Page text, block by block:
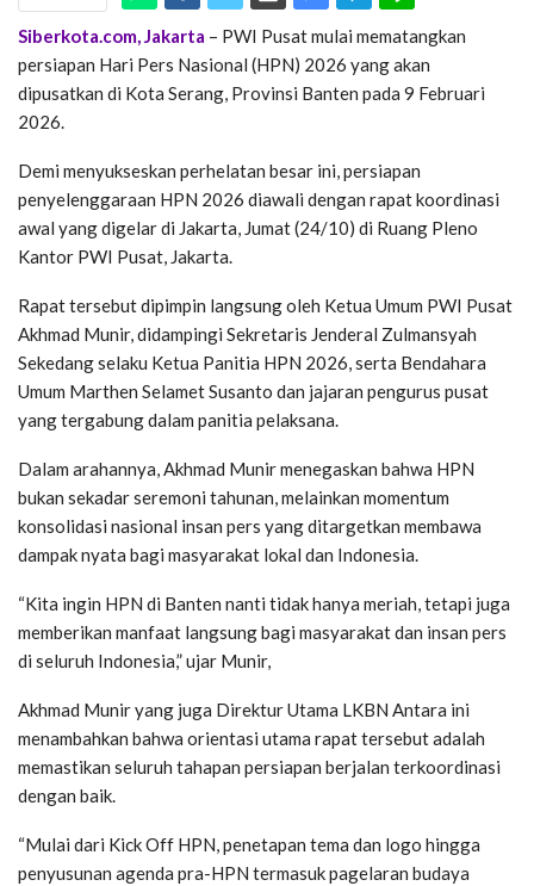
Siberkota.com, Jakarta – PWI Pusat mulai mematangkan
persiapan Hari Pers Nasional (HPN) 2026 yang akan
dipusatkan di Kota Serang, Provinsi Banten pada 9 Februari
2026.
Demi menyukseskan perhelatan besar ini, persiapan
penyelenggaraan HPN 2026 diawali dengan rapat koordinasi
awal yang digelar di Jakarta, Jumat (24/10) di Ruang Pleno
Kantor PWI Pusat, Jakarta.
Rapat tersebut dipimpin langsung oleh Ketua Umum PWI Pusat
Akhmad Munir, didampingi Sekretaris Jenderal Zulmansyah
Sekedang selaku Ketua Panitia HPN 2026, serta Bendahara
Umum Marthen Selamet Susanto dan jajaran pengurus pusat
yang tergabung dalam panitia pelaksana.
Dalam arahannya, Akhmad Munir menegaskan bahwa HPN
bukan sekadar seremoni tahunan, melainkan momentum
konsolidasi nasional insan pers yang ditargetkan membawa
dampak nyata bagi masyarakat lokal dan Indonesia.
“Kita ingin HPN di Banten nanti tidak hanya meriah, tetapi juga
memberikan manfaat langsung bagi masyarakat dan insan pers
di seluruh Indonesia,” ujar Munir,
Akhmad Munir yang juga Direktur Utama LKBN Antara ini
menambahkan bahwa orientasi utama rapat tersebut adalah
memastikan seluruh tahapan persiapan berjalan terkoordinasi
dengan baik.
“Mulai dari Kick Off HPN, penetapan tema dan logo hingga
penyusunan agenda pra-HPN termasuk pagelaran budaya